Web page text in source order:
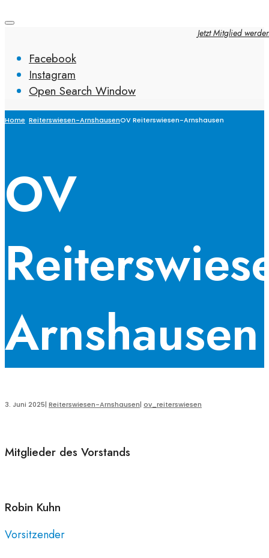
Jetzt Mitglied
Facebook
Instagram
Open Search Window
Home Reiterswiesen-ArnshausenOV Reiterswiesen-Arnshausen
OV
Arnshausen
3. Juni 2025| Reiterswiesen-Arnshausen| ov_reiterswiesen
Mitglieder des Vorstands
Robin Kuhn
Vorsitzender